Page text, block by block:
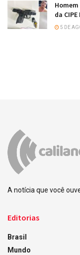
da
5 DE
A notícia que você
Editorias
Brasil
Mundo